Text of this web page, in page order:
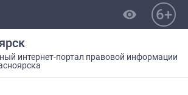
visibility 6+
интернет-портал правовой информации